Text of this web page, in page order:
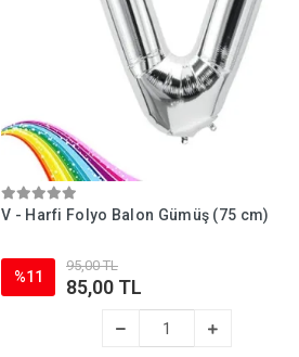
V - Harfi Folyo Balon Gümüş (75 cm)
%11
95,00 TL
85,00 TL